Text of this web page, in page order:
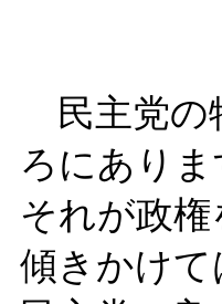
民主党の
ろにありま
それが政
傾きかけ